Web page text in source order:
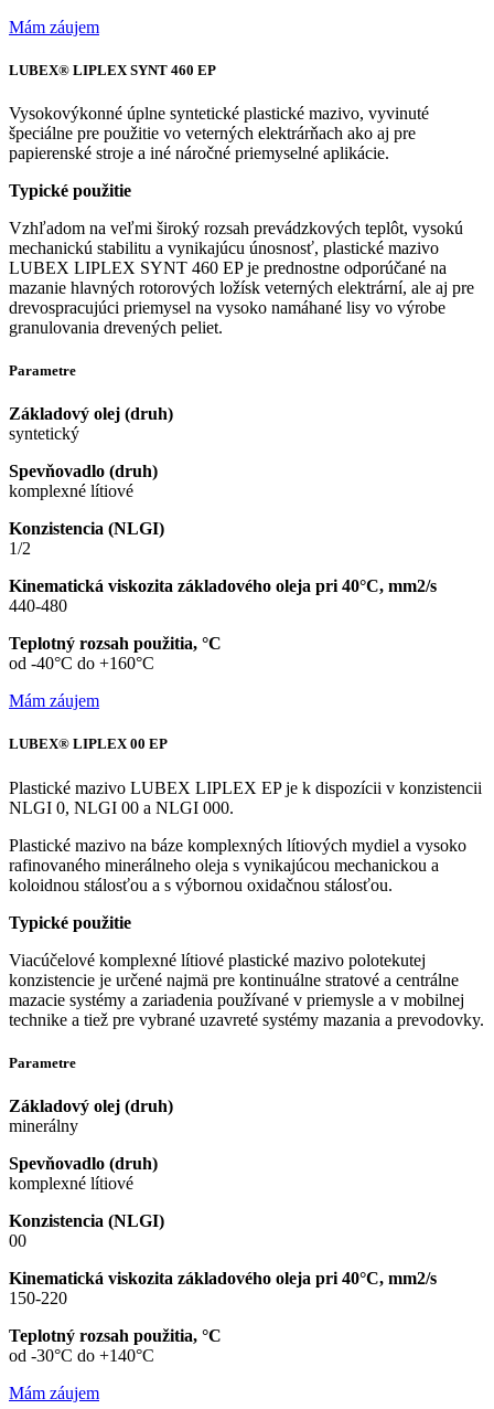
Mám záujem
LUBEX® LIPLEX SYNT 460 EP
Vysokovýkonné úplne syntetické plastické mazivo, vyvinuté
špeciálne pre použitie vo veterných elektrárňach ako aj pre
papierenské stroje a iné náročné priemyselné aplikácie.
Typické použitie
Vzhľadom na veľmi široký rozsah prevádzkových teplôt, vysokú
mechanickú stabilitu a vynikajúcu únosnosť, plastické mazivo
LUBEX LIPLEX SYNT 460 EP je prednostne odporúčané na
mazanie hlavných rotorových ložísk veterných elektrární, ale aj pre
drevospracujúci priemysel na vysoko namáhané lisy vo výrobe
granulovania drevených peliet.
Parametre
Základový olej (druh)
syntetický
Spevňovadlo (druh)
komplexné lítiové
Konzistencia (NLGI)
1/2
Kinematická viskozita základového oleja pri 40°C, mm2/s
440-480
Teplotný rozsah použitia, °C
od -40°C do +160°C
Mám záujem
LUBEX® LIPLEX 00 EP
Plastické mazivo LUBEX LIPLEX EP je k dispozícii v konzistencii
NLGI 0, NLGI 00 a NLGI 000.
Plastické mazivo na báze komplexných lítiových mydiel a vysoko
rafinovaného minerálneho oleja s vynikajúcou mechanickou a
koloidnou stálosťou a s výbornou oxidačnou stálosťou.
Typické použitie
Viacúčelové komplexné lítiové plastické mazivo polotekutej
konzistencie je určené najmä pre kontinuálne stratové a centrálne
mazacie systémy a zariadenia používané v priemysle a v mobilnej
technike a tiež pre vybrané uzavreté systémy mazania a prevodovky.
Parametre
Základový olej (druh)
minerálny
Spevňovadlo (druh)
komplexné lítiové
Konzistencia (NLGI)
00
Kinematická viskozita základového oleja pri 40°C, mm2/s
150-220
Teplotný rozsah použitia, °C
od -30°C do +140°C
Mám záujem